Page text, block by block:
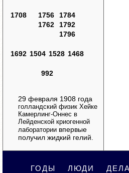
1708
1756
1762
1784
1792
1796
1692 1504 1528 1468
992
29 февраля 1908 года
голландский физик Хейке
Камерлинг-Оннес в
Лейденской криогенной
лаборатории впервые
получил жидкий гелий.
ГОДЫ ЛЮДИ ДЕЛА